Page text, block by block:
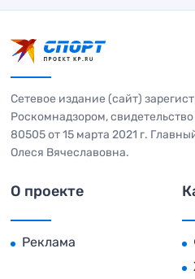
Сетевое издание (сайт)
Роскомнадзором,
80505 от 15 марта 2021 г.
Олеся Вячеславовна.
О проекте
Реклама